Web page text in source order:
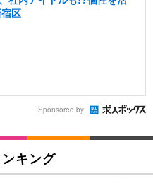
区
Sponsored by
キング